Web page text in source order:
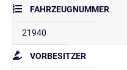
FAHRZEUGNUMMER
21940
VORBESITZER